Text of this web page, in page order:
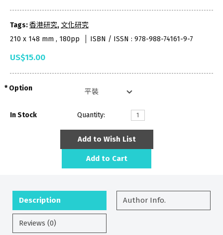
Tags:香港研究, 文化研究
210 x 148 mm , 180pp
ISBN / ISSN : 978-988-74161-9-7
US$15.00
Option
In Stock Quantity:
Add to Wish List
Add to Cart
Description Author Info.
Reviews (0)